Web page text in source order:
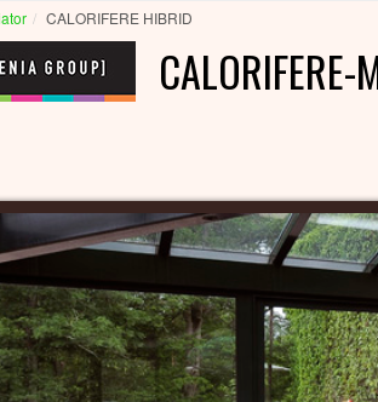
CALORIFERE HIBRID
CALORIFERE-